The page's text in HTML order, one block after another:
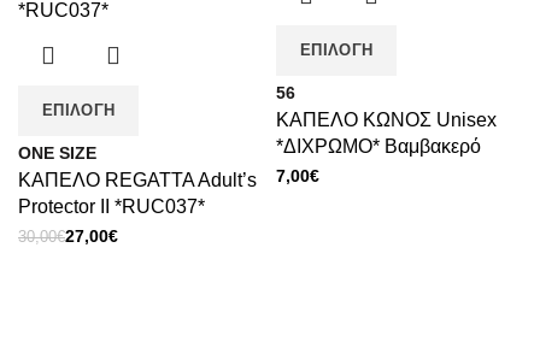
ΕΠΙΛΟΓΉ
ΟΝΕ SΙΖΕ
ΚΑΠΕΛΟ REGATTA Adult’s
Protector II *RUC037*
30,00€Original
27,00€Η
ΕΠΙΛΟΓΉ
56
ΚΑΠΕΛΟ ΚΩΝΟΣ Unisex
*ΔΙΧΡΩΜΟ* Βαμβακερό
7,00€